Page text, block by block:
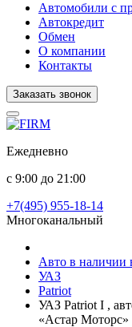
Автомобили с
Автокредит
Обмен
О компании
Контакты
Заказать звонок
Ежедневно
с 9:00 до 21:00
+7(495) 955-18-14
Многоканальный
Авто в наличии
УАЗ
Patriot
УАЗ Patriot I ,
«Астар Моторс»